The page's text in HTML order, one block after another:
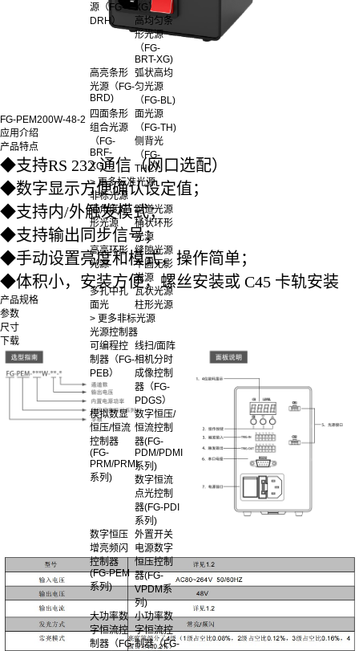
源（FG-
DRH）
XG）
高均匀条
形光源
（FG-
BRT-XG)
高亮条形
光源（FG-
BRD)
弧状高均
匀光源
（FG-BL)
四面条形
组合光源
（FG-
BRF-
XG）
面光源
（FG-TH)
侧背光
（FG-
THC）
> 更多标准光源
非标光源
带角度方
形光源
跑道光源
桶状环形
光源
高亮环形
光源
缝隙光源
半圆无影
光源
多孔中孔
面光
瓦状光源
柱形光源
> 更多非标光源
光源控制器
可编程控
制器（FG-
PEB）
线扫/面阵
相机分时
成像控制
器（FG-
PDGS）
模拟数显
恒压/恒流
控制器
(FG-
PRM/PRMI
系列)
数字恒压/
恒流控制
器(FG-
PDM/PDMI
系列)
数字恒流
点光控制
器(FG-PDI
系列)
数字恒压
增亮频闪
控制器
(FG-PEM
系列)
外置开关
电源数字
恒压控制
器(FG-
VPDM系
列)
大功率数
字恒流控
制器（FG-
小功率数
字恒流控
制器（FG-
FG-PEM200W-48-2
应用介绍
产品特点
◆支持RS 232 通信（网口选配）
◆数字显示方便确认设定值；
◆支持内/外触发模式；
◆支持输出同步信号；
◆手动设置亮度和模式，操作简单；
◆体积小，安装方便，螺丝安装或 C45 卡轨安装
产品规格
参数
尺寸
下载